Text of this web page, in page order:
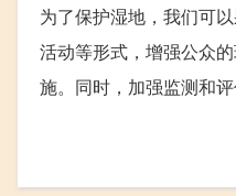
为了保护湿地，我们可
活动等形式，增强公众
施。同时，加强监测和